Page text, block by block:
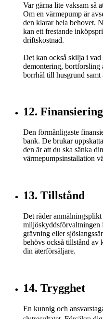
Var gärna lite vaksam så
Om en värmepump är
den klarar hela behovet.
kan ett frestande
driftskostnad.
Det kan också skilja i
demontering, bortforsling
borrhål till husgrund samt
12. Finansiering
Den förmånligaste
bank. De brukar
den är att du ska sänka
värmepumpsinstallation
13. Tillstånd
Det råder
miljöskyddsförvaltningen
grävning eller
behövs också tillstånd av
din återförsäljare.
14. Trygghet
En kunnig och